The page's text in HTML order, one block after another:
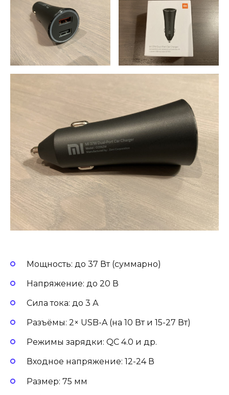
Мощность: до 37 Вт (суммарно)
Напряжение: до 20 В
Сила тока: до 3 А
Разъёмы: 2× USB-A (на 10 Вт и 15-27 Вт)
Режимы зарядки: QC 4.0 и др.
Входное напряжение: 12-24 В
Размер: 75 мм